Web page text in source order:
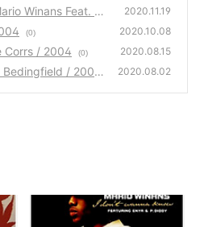
Winans Feat. P.
2020.11.19
(0) 2020.10.08
Corrs / 2004 (0) 2020.08.15
Bedingfield / 2004 2020.08.02